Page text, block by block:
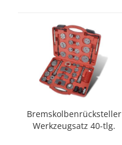
Bremskolbenrücksteller
Werkzeugsatz 40-tlg.